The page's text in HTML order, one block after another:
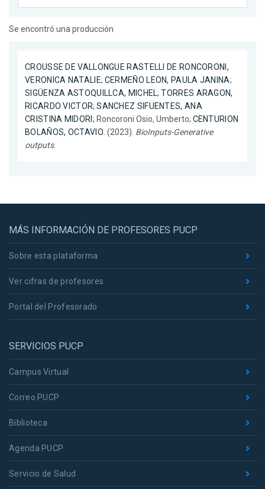
Se encontró una producción
CROUSSE DE VALLONGUE RASTELLI DE RONCORONI,
VERONICA NATALIE; CERMEÑO LEON, PAULA JANINA;
SIGÜENZA ASTOQUILLCA, MICHEL;TORRES ARAGON,
RICARDO VICTOR;SANCHEZ SIFUENTES, ANA
CRISTINA MIDORI ; Roncoroni Osio, Umberto; CENTURION
BOLAÑOS, OCTAVIO. (2023). BioInputs-Generative
outputs.
MÁS INFORMACIÓN DE PROFESORES PUCP
Sobre esta plataforma
Ver cifras de profesores
Portal del Profesorado
SERVICIOS PUCP
Campus Virtual
Correo PUCP
Biblioteca
Agenda PUCP
Servicio de Salud